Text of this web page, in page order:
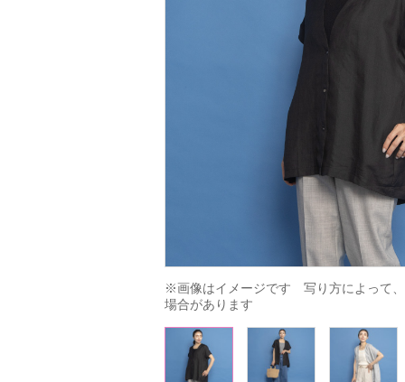
※画像はイメージです　写り方によって
場合があります